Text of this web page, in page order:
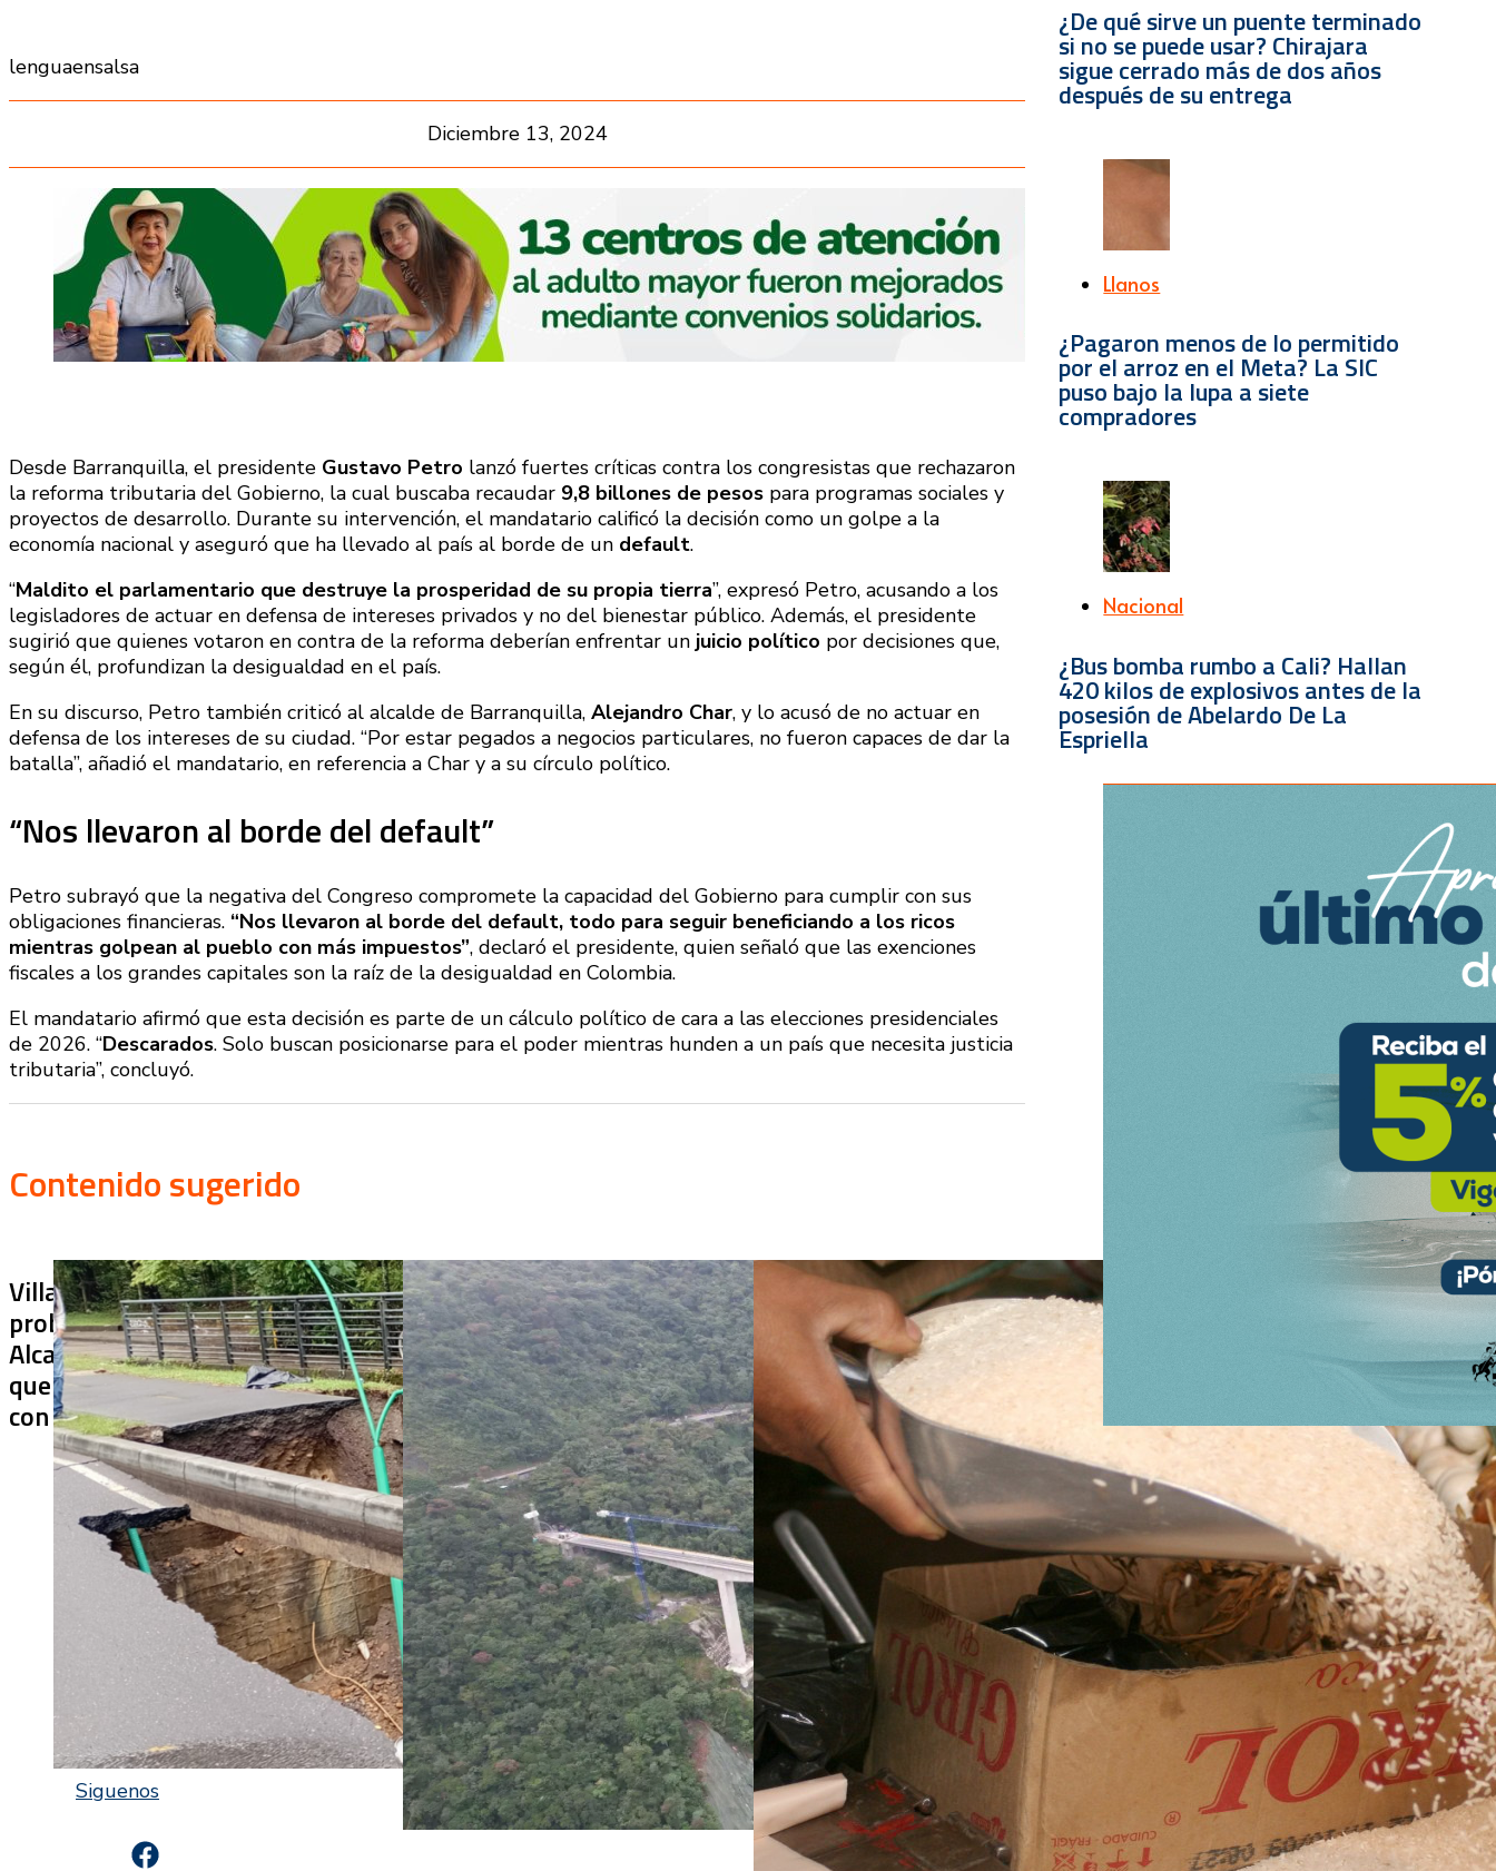
lenguaensalsa
Diciembre 13, 2024
Desde Barranquilla, el presidente Gustavo Petro lanzó fuertes críticas contra los congresistas que rechazaron
la reforma tributaria del Gobierno, la cual buscaba recaudar 9,8 billones de pesos para programas sociales y
proyectos de desarrollo. Durante su intervención, el mandatario calificó la decisión como un golpe a la
economía nacional y aseguró que ha llevado al país al borde de un default.
“Maldito el parlamentario que destruye la prosperidad de su propia tierra”, expresó Petro, acusando a los
legisladores de actuar en defensa de intereses privados y no del bienestar público. Además, el presidente
sugirió que quienes votaron en contra de la reforma deberían enfrentar un juicio político por decisiones que,
según él, profundizan la desigualdad en el país.
En su discurso, Petro también criticó al alcalde de Barranquilla, Alejandro Char, y lo acusó de no actuar en
defensa de los intereses de su ciudad. “Por estar pegados a negocios particulares, no fueron capaces de dar la
batalla”, añadió el mandatario, en referencia a Char y a su círculo político.
“Nos llevaron al borde del default”
Petro subrayó que la negativa del Congreso compromete la capacidad del Gobierno para cumplir con sus
obligaciones financieras. “Nos llevaron al borde del default, todo para seguir beneficiando a los ricos
mientras golpean al pueblo con más impuestos”, declaró el presidente, quien señaló que las exenciones
fiscales a los grandes capitales son la raíz de la desigualdad en Colombia.
El mandatario afirmó que esta decisión es parte de un cálculo político de cara a las elecciones presidenciales
de 2026. “Descarados. Solo buscan posicionarse para el poder mientras hunden a un país que necesita justicia
tributaria”, concluyó.
Contenido sugerido
Villa Julia no puede tapar el
problema: ¿qué hará la
Alcaldía con los puentes
que ya colapsaron y siguen
con soluciones temporales?
¿De qué sirve un puente
terminado si no se puede
usar? Chirajara sigue
cerrado más de dos años
después de su entrega
¿Pagaron menos de lo
permitido por el arroz en el
Meta? La SIC puso bajo la
lupa a siete compradores
¿De qué sirve un puente terminado
si no se puede usar? Chirajara
sigue cerrado más de dos años
después de su entrega
Llanos
¿Pagaron menos de lo permitido
por el arroz en el Meta? La SIC
puso bajo la lupa a siete
compradores
Nacional
¿Bus bomba rumbo a Cali? Hallan
420 kilos de explosivos antes de la
posesión de Abelardo De La
Espriella
Siguenos